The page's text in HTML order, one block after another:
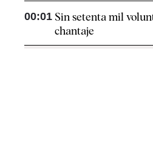
00:01 Sin setenta mil
chantaje